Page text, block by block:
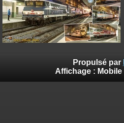
Propulsé par
Affichage : Mobile